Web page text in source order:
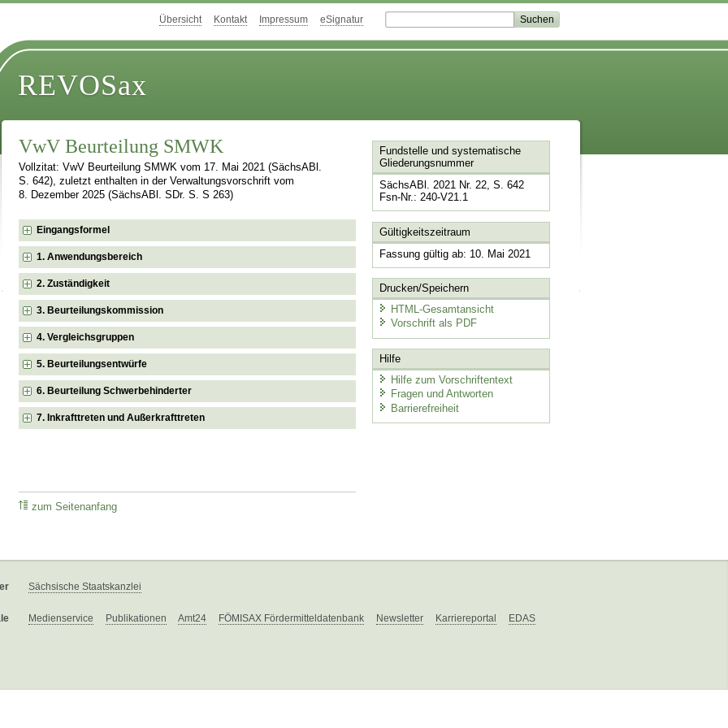
Übersicht Kontakt Impressum eSignatur
REVOSax
VwV Beurteilung SMWK
Vollzitat: VwV Beurteilung SMWK vom 17. Mai 2021 (SächsABl.
S. 642), zuletzt enthalten in der Verwaltungsvorschrift vom
8. Dezember 2025 (SächsABl. SDr. S. S 263)
Eingangsformel
1. Anwendungsbereich
2. Zuständigkeit
3. Beurteilungskommission
4. Vergleichsgruppen
5. Beurteilungsentwürfe
6. Beurteilung Schwerbehinderter
7. Inkrafttreten und Außerkrafttreten
zum Seitenanfang
Fundstelle und systematische
Gliederungsnummer
SächsABl. 2021 Nr. 22, S. 642
Fsn-Nr.: 240-V21.1
Gültigkeitszeitraum
Fassung gültig ab: 10. Mai 2021
Drucken/Speichern
HTML-Gesamtansicht
Vorschrift als PDF
Hilfe
Hilfe zum Vorschriftentext
Fragen und Antworten
Barrierefreiheit
Sächsische Staatskanzlei
Medienservice Publikationen Amt24 FÖMISAX Fördermitteldatenbank Newsletter Karriereportal EDAS